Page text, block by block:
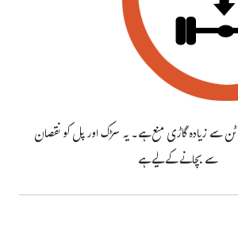
ایک ایکسل پر 6 ٹن سے زیادہ گاڑی منع ہے۔ یہ سڑک اور پل کو نقصان
سے بچانے کے لیے ہے